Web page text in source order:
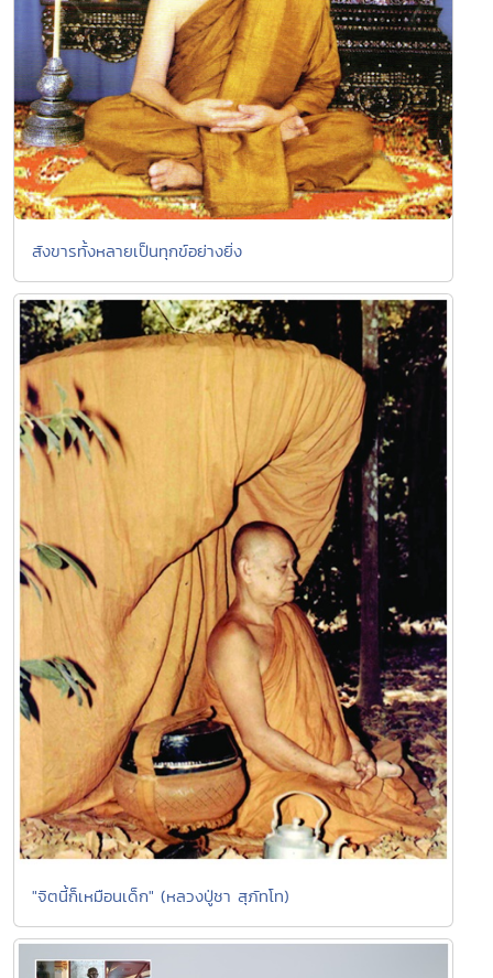
สังขารทั้งหลายเป็นทุกข์อย่างยิ่ง
"จิตนี้ก็เหมือนเด็ก" (หลวงปู่ชา สุภัทโท)